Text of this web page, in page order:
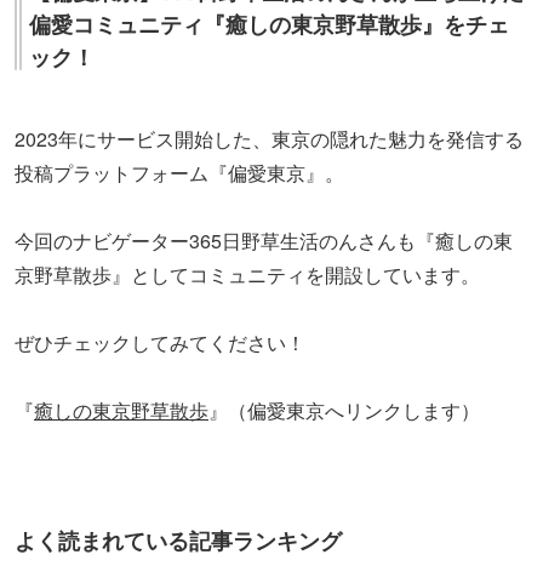
偏愛コミュニティ『癒しの東京野草散歩』をチェ
ック！
2023年にサービス開始した、東京の隠れた魅力を発信する
投稿プラットフォーム『偏愛東京』。
今回のナビゲーター365日野草生活のんさんも『癒しの東
京野草散歩』としてコミュニティを開設しています。
ぜひチェックしてみてください！
『癒しの東京野草散歩』 （偏愛東京へリンクします）
よく読まれている記事ランキング